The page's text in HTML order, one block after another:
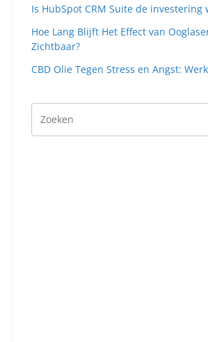
Is HubSpot CRM Suite de investering
Hoe Lang Blijft Het Effect van
Zichtbaar?
CBD Olie Tegen Stress en Angst: